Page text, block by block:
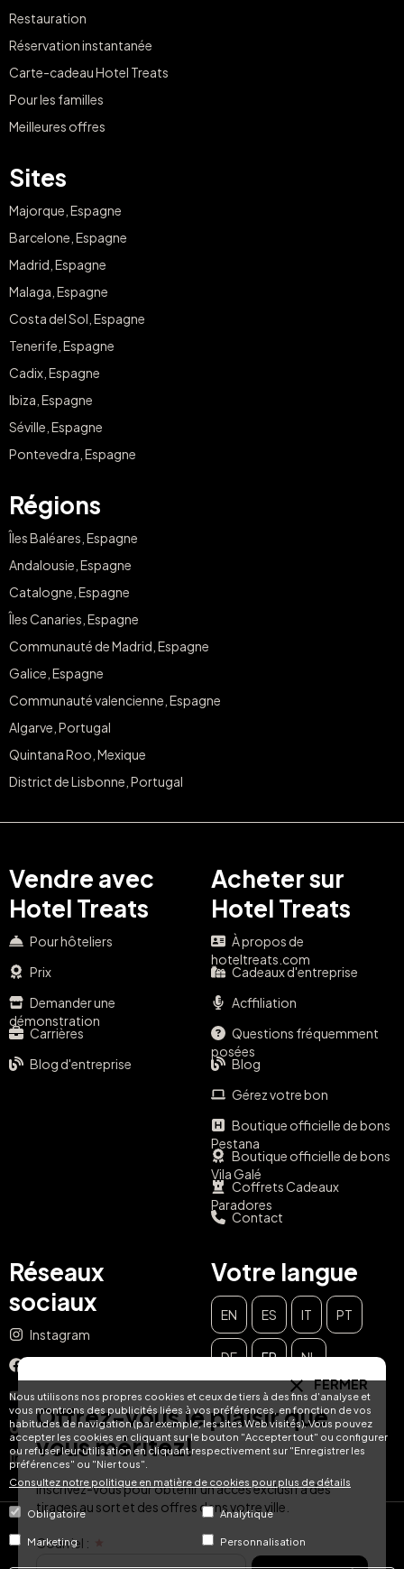
Nous utilisons nos propres cookies et ceux de tiers à des fins d'analyse et
vous montrons des publicités liées à vos préférences, en fonction de vos
habitudes de navigation (par exemple, les sites Web visités). Vous pouvez
accepter les cookies en cliquant sur le bouton "Accepter tout" ou configurer
ou refuser leur utilisation en cliquant respectivement sur "Enregistrer les
préférences" ou "Nier tous".
Consultez notre politique en matière de cookies pour plus de détails
Obligatoire Analytique
Marketing Personnalisation
Restauration
Réservation instantanée
Carte-cadeau Hotel Treats
Pour les familles
Meilleures offres
Sites
Majorque, Espagne
Barcelone, Espagne
Madrid, Espagne
Malaga, Espagne
Costa del Sol, Espagne
Tenerife, Espagne
Cadix, Espagne
Ibiza, Espagne
Séville, Espagne
Pontevedra, Espagne
Régions
Îles Baléares, Espagne
Andalousie, Espagne
Catalogne, Espagne
Îles Canaries, Espagne
Communauté de Madrid, Espagne
Galice, Espagne
Communauté valencienne, Espagne
Algarve, Portugal
Quintana Roo, Mexique
District de Lisbonne, Portugal
Vendre avec
Hotel Treats
Pour hôteliers
Prix
Demander une
démonstration
Carrières
Blog d'entreprise
Acheter sur
Hotel Treats
À propos de
hoteltreats.com
Cadeaux d'entreprise
Acffiliation
Questions fréquemment
posées
Blog
Gérez votre bon
Boutique officielle de bons
Pestana
Boutique officielle de bons
Vila Galé
Coffrets Cadeaux
Paradores
Contact
Réseaux
sociaux
Instagram
YouTube
TikTok
LinkedIn
Votre langue
EN ES IT PT
DE FR NL
© Hotel Treats 2026
FERMER
Offrez-vous le plaisir que
vous méritez!
Inscrivez-vous pour obtenir un accès exclusif à des
tirages au sort et des offres dans votre ville.
Courriel :